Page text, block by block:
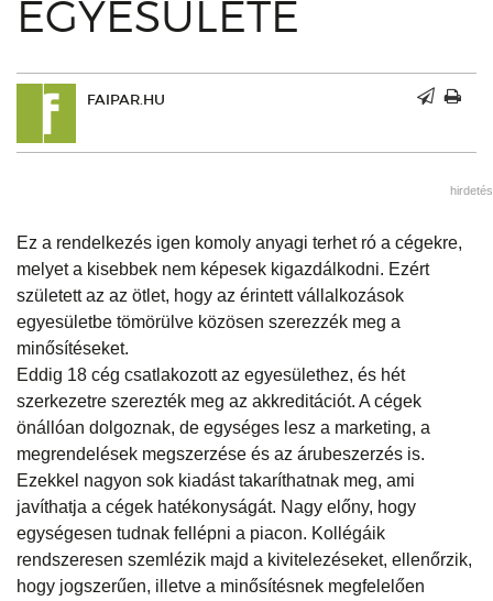
EGYESÜLETE
FAIPAR.HU
hirdetés
Ez a rendelkezés igen komoly anyagi terhet ró a cégekre,
melyet a kisebbek nem képesek kigazdálkodni. Ezért
született az az ötlet, hogy az érintett vállalkozások
egyesületbe tömörülve közösen szerezzék meg a
minősítéseket.
Eddig 18 cég csatlakozott az egyesülethez, és hét
szerkezetre szerezték meg az akkreditációt. A cégek
önállóan dolgoznak, de egységes lesz a marketing, a
megrendelések megszerzése és az árubeszerzés is.
Ezekkel nagyon sok kiadást takaríthatnak meg, ami
javíthatja a cégek hatékonyságát. Nagy előny, hogy
egységesen tudnak fellépni a piacon. Kollégáik
rendszeresen szemlézik majd a kivitelezéseket, ellenőrzik,
hogy jogszerűen, illetve a minősítésnek megfelelően